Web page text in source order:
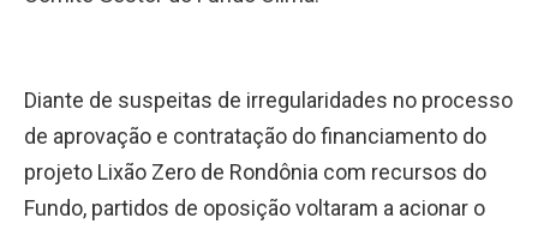
Diante de suspeitas de irregularidades no processo
de aprovação e contratação do financiamento do
projeto Lixão Zero de Rondônia com recursos do
Fundo, partidos de oposição voltaram a acionar o